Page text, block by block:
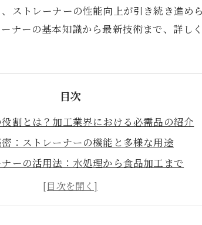
ストレーナーの性能向上が引き続き進め
ーの基本知識から最新技術まで、詳しく
目次
割とは？加工業界における必需品の紹介
：ストレーナーの機能と多様な用途
ーの活用法：水処理から食品加工まで
術の革新：最新のフィルター機能を探る
の鍵：ストレーナー設計の重要性